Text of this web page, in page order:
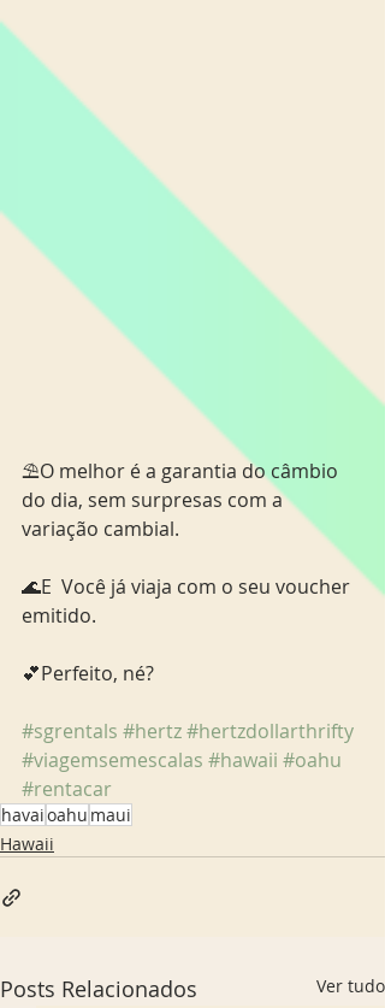
⛱️O melhor é a garantia do câmbio
do dia, sem surpresas com a
variação cambial.
🌊E  Você já viaja com o seu voucher
emitido.
💕Perfeito, né?
#sgrentals #hertz#hertzdollarthrifty
#viagemsemescalas #hawaii #oahu
#rentacar
havaioahu maui
Hawaii
Posts Relacionados Ver tudo